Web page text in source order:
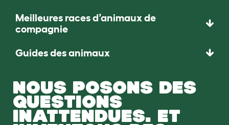
Meilleures races d’animaux de
compagnie
Guides des animaux
NOUS POSONS DES
QUESTIONS
INATTENDUES. ET